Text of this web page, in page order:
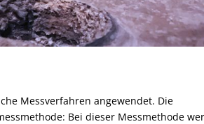
Messverfahren angewendet. Die
Bei dieser Messmethode